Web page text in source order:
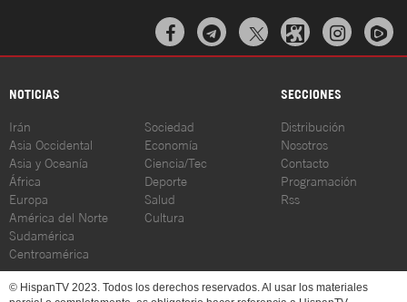
  
NOTICIAS SECCIONES
Irán
Asia Occidental
Asia y Oceanía
África
Europa
América del Norte
Sudamérica
Centroamérica
Sociedad
Economía
Ciencia/Tec
Deporte
Salud
Cultura
Distribución
Nosotros
Contacto
Programación
Rss
© HispanTV 2023. Todos los derechos reservados. Al usar los materiales